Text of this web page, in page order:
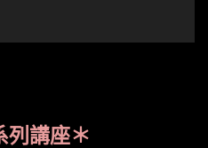
列講座＊